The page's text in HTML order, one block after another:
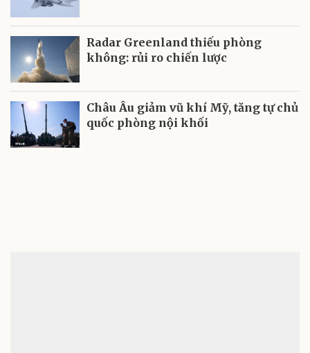
Radar Greenland thiếu phòng
không: rủi ro chiến lược
Châu Âu giảm vũ khí Mỹ, tăng tự chủ
quốc phòng nội khối